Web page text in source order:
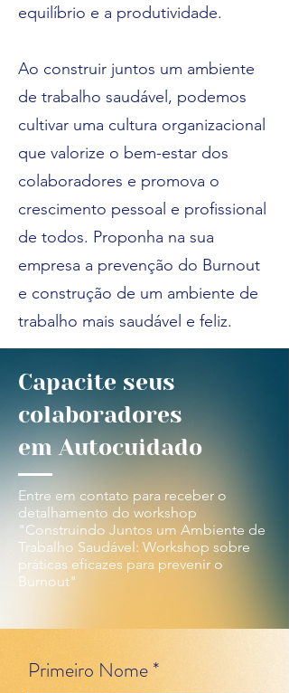
equilíbrio e a produtividade.
Ao construir juntos um ambiente
de trabalho saudável, podemos
cultivar uma cultura organizacional
que valorize o bem-estar dos
colaboradores e promova o
crescimento pessoal e profissional
de todos. Proponha na sua
empresa a prevenção do Burnout
e construção de um ambiente de
trabalho mais saudável e feliz.
Capacite seus
colaboradores
em Autocuidado
Entre em contato para receber o
detalhamento do workshop
"Construindo Juntos um Ambiente de
Trabalho Saudável: Workshop sobre
práticas eficazes para prevenir o
Burnout"
Primeiro Nome